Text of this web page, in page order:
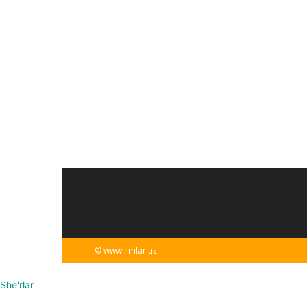
© www.ilmlar.uz
She'rlar